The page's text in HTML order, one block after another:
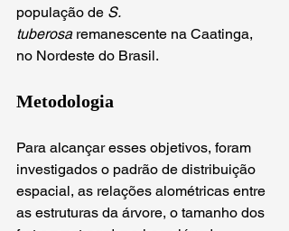
população de S.
tuberosa remanescente na Caatinga,
no Nordeste do Brasil.
Metodologia
Para alcançar esses objetivos, foram
investigados o padrão de distribuição
espacial, as relações alométricas entre
as estruturas da árvore, o tamanho dos